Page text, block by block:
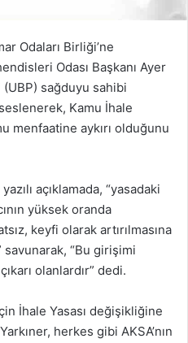
Odaları Birliği’ne
Odası Başkanı Ayer
sağduyu sahibi
Kamu İhale
menfaatine aykırı olduğunu
açıklamada, “yasadaki
yüksek oranda
keyfi olarak artırılmasına
“Bu girişimi
olanlardır” dedi.
İhale Yasası değişikliğine
herkes gibi AKSA’nın